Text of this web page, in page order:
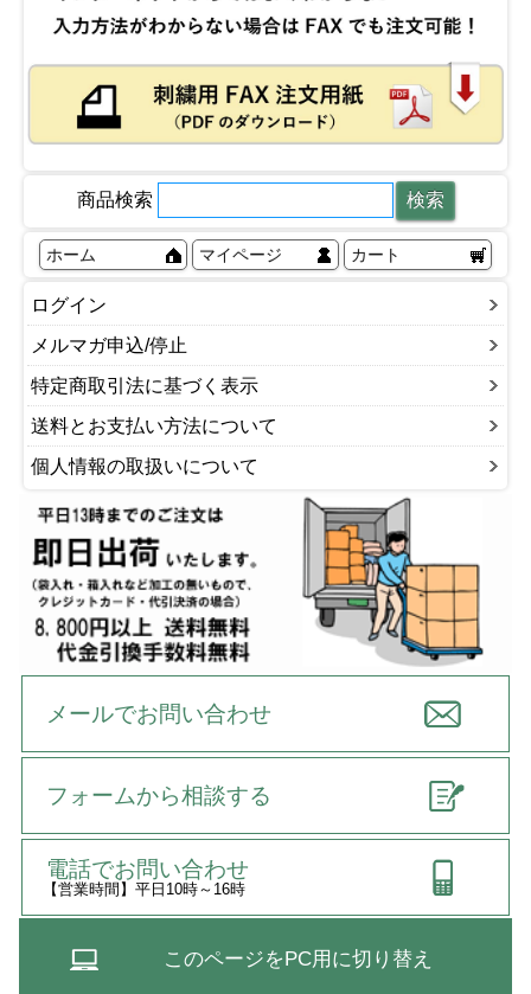
商品検索
ホーム マイページ カート
ログイン
メルマガ申込/停止
特定商取引法に基づく表示
送料とお支払い方法について
個人情報の取扱いについて
メールでお問い合わせ
フォームから相談する
電話でお問い合わせ
【営業時間】平日10時～16時
このページをPC用に切り替え